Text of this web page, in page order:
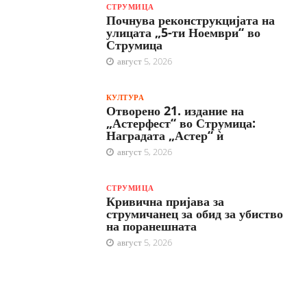
СТРУМИЦА
Почнува реконструкцијата на
улицата „5-ти Ноември“ во
Струмица
август 5, 2026
КУЛТУРА
Отворено 21. издание на
„Астерфест“ во Струмица:
Наградата „Астер“ ѝ
август 5, 2026
СТРУМИЦА
Кривична пријава за
струмичанец за обид за убиство
на поранешната
август 5, 2026